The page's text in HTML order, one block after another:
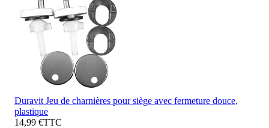
Duravit Jeu de charnières pour siège avec fermeture douce,
plastique
14,99 €TTC